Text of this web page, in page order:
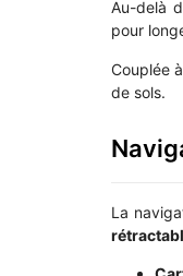
Au-delà
pour
Couplée
de sols.
La